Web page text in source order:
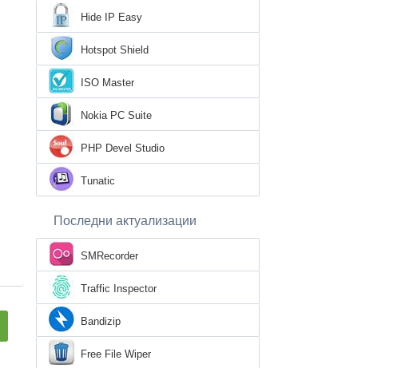
Hide IP Easy
Hotspot Shield
ISO Master
Nokia PC Suite
PHP Devel Studio
Tunatic
Последни актуализации
SMRecorder
Traffic Inspector
Bandizip
Free File Wiper